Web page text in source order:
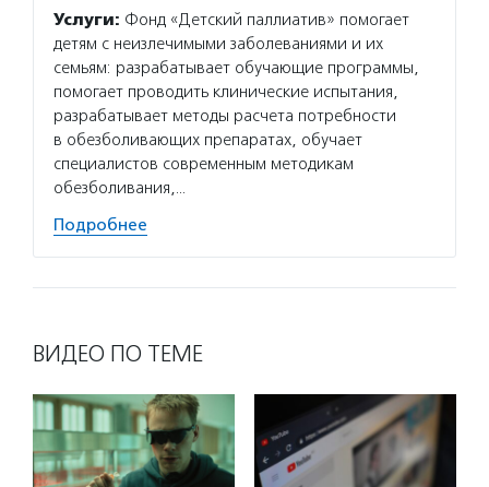
Услуги: Фонд «Детский паллиатив» помогает
детям с неизлечимыми заболеваниями и их
семьям: разрабатывает обучающие программы,
помогает проводить клинические испытания,
разрабатывает методы расчета потребности
в обезболивающих препаратах, обучает
специалистов современным методикам
обезболивания,…
Подробнее
ВИДЕО ПО ТЕМЕ